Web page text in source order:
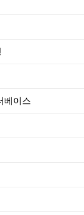
베이스